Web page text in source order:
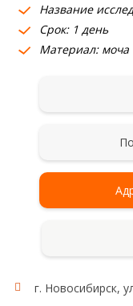
О компании
Где сдать
Название
Срок: 1 день
Материал: моча
г. Новосибирск,